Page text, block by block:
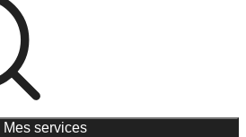
Mes services